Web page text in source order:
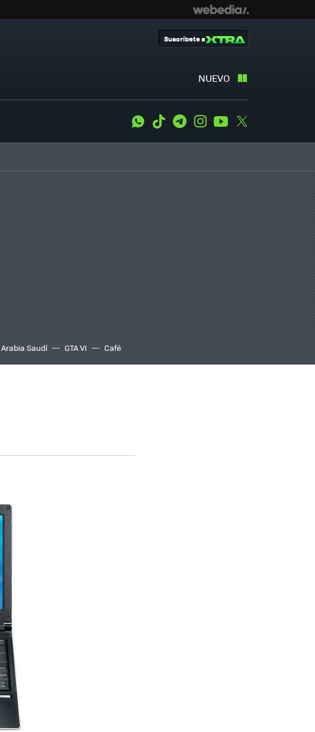
NUEVO
Suscríbete a
WhatsApp
Tiktok TelegramInstagramYoutube
Arabia Saudí GTA VI Café